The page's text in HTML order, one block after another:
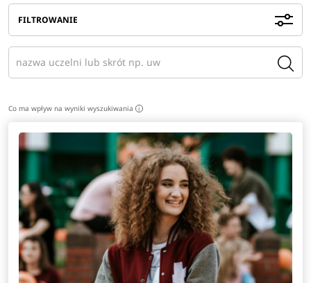
pracować u wydawców oprogramowania, podmiotach
handlu zagranicznego, lub korporacjach
finansami istnieje możliwość pracy w bankach i
międzynarodowych instytucjach finansowych.Zobaczpełen
FILTROWANIE
Co ma wpływ na wyniki wyszukiwania i